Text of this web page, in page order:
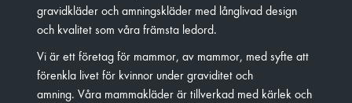
gravidkläder och amningskläder med långlivad design
och kvalitet som våra främsta ledord.
Vi är ett företag för mammor, av mammor, med syfte att
förenkla livet för kvinnor under graviditet och
amning. Våra mammakläder är tillverkad med kärlek och